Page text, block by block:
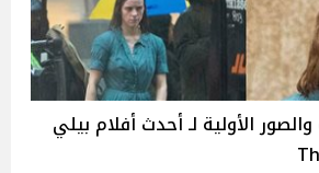
الأولية لـ أحدث أفلام بيلي